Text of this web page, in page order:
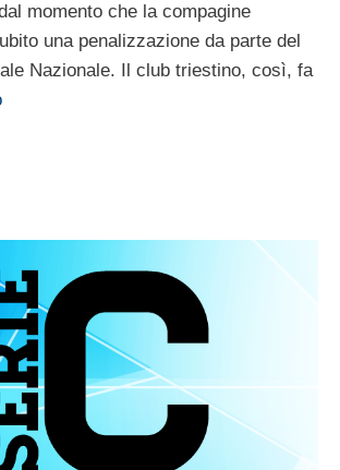
momento che la compagine
una penalizzazione da parte del
Nazionale. Il club triestino, così, fa